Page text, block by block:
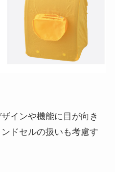
インや機能に目が向き
ドセルの扱いも考慮す